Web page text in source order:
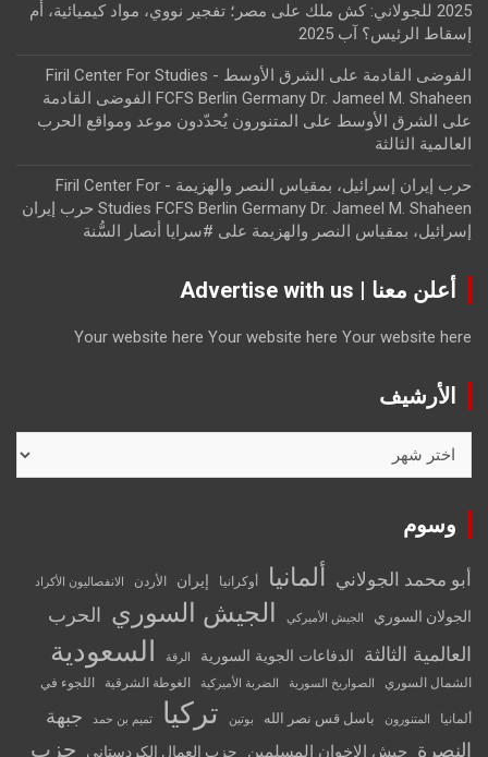
2025 للجولاني: كش ملك
على مصر؛ تفجير نووي، مواد كيميائية، أم
إسقاط الرئيس؟ آب 2025
الفوضى القادمة على الشرق الأوسط - Firil Center For Studies
FCFS Berlin Germany Dr. Jameel M. Shaheen الفوضى القادمة
على الشرق الأوسط على
المتنورون يُحدّدون موعد ومواقع الحرب
العالمية الثالثة
حرب إيران إسرائيل، بمقياس النصر والهزيمة - Firil Center For
Studies FCFS Berlin Germany Dr. Jameel M. Shaheen حرب إيران
إسرائيل، بمقياس النصر والهزيمة على #سرايا أنصار السُّنة
أعلن معنا | Advertise with us
Your website here Your website here Your website here
الأرشيف
وسوم
أبو محمد الجولاني ألمانيا أوكرانيا إيران الأردن الانفصاليون الأكراد
الجولان السوري الجيش الأميركي الجيش السوري الحرب
العالمية الثالثة
الدفاعات الجوية السورية الرقة السعودية
الشمال السوري الصواريخ السورية الضربة الأميركية الغوطة الشرقية اللجوء في
ألمانيا المتنورون باسل قس نصر الله بوتين تركيا تميم بن حمد
جبهة
النصرة
جيش الإخوان المسلمين حزب العمال الكردستاني حزب